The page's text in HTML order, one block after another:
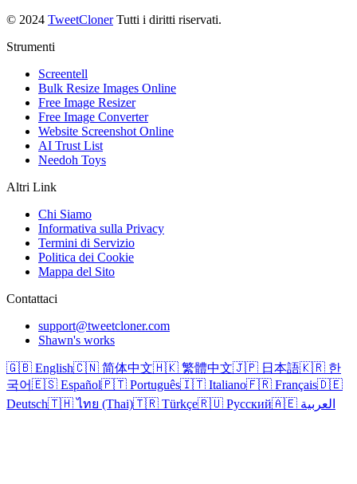
© 2024 TweetCloner Tutti i diritti riservati.
Strumenti
Screentell
Bulk Resize Images Online
Free Image Resizer
Free Image Converter
Website Screenshot Online
AI Trust List
Needoh Toys
Altri Link
Chi Siamo
Informativa sulla Privacy
Termini di Servizio
Politica dei Cookie
Mappa del Sito
Contattaci
support@tweetcloner.com
Shawn's works
🇬🇧 English🇨🇳 简体中文🇭🇰 繁體中文🇯🇵 日本語🇰🇷 한
국어🇪🇸 Español🇵🇹 Português🇮🇹 Italiano🇫🇷 Français🇩🇪
Deutsch🇹🇭 ไทย (Thai)🇹🇷 Türkçe🇷🇺 Русский 🇦🇪 العربية